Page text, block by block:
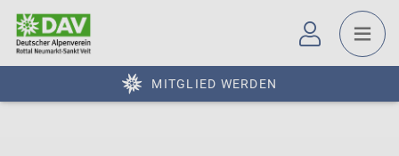
MITGLIED WERDEN